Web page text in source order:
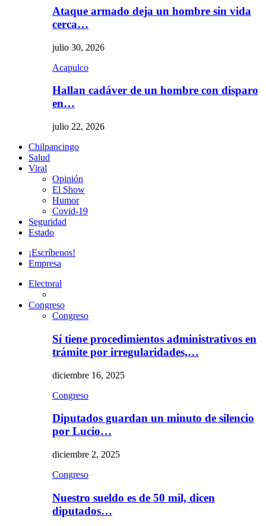
Ataque armado deja un hombre sin vida
cerca…
julio 30, 2026
Acapulco
Hallan cadáver de un hombre con disparo
en…
julio 22, 2026
Chilpancingo
Salud
Viral
Opinión
El Show
Humor
Covid-19
Seguridad
Estado
¡Escríbenos!
Empresa
Electoral
Congreso
Congreso
Sí tiene procedimientos administrativos en
trámite por irregularidades,…
diciembre 16, 2025
Congreso
Diputados guardan un minuto de silencio
por Lucio…
diciembre 2, 2025
Congreso
Nuestro sueldo es de 50 mil, dicen
diputados…